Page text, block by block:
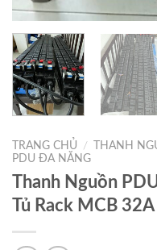
TRANG CHỦ / THANH
PDU ĐA NĂNG
Thanh Nguồn
Tủ Rack MCB 32A